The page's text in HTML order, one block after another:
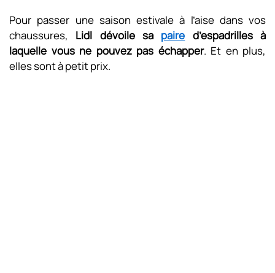
Pour passer une saison estivale à l’aise dans vos
chaussures, Lidl dévoile sa paire d’espadrilles à
laquelle vous ne pouvez pas échapper. Et en plus,
elles sont à petit prix.